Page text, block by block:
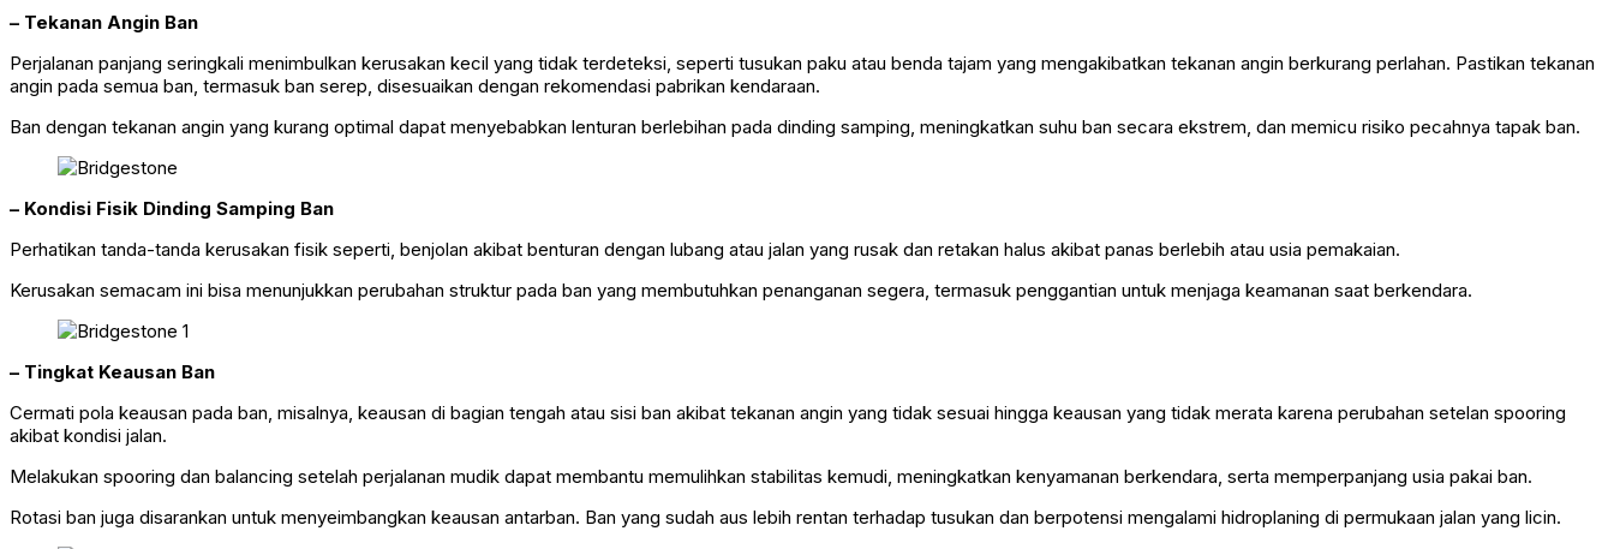
– Tekanan Angin Ban
Perjalanan panjang seringkali menimbulkan kerusakan kecil yang tidak terdeteksi, seperti tusukan paku atau benda tajam yang mengakibatkan tekanan angin berkurang perlahan. Pastikan tekanan
angin pada semua ban, termasuk ban serep, disesuaikan dengan rekomendasi pabrikan kendaraan.
Ban dengan tekanan angin yang kurang optimal dapat menyebabkan lenturan berlebihan pada dinding samping, meningkatkan suhu ban secara ekstrem, dan memicu risiko pecahnya tapak ban.
– Kondisi Fisik Dinding Samping Ban
Perhatikan tanda-tanda kerusakan fisik seperti, benjolan akibat benturan dengan lubang atau jalan yang rusak dan retakan halus akibat panas berlebih atau usia pemakaian.
Kerusakan semacam ini bisa menunjukkan perubahan struktur pada ban yang membutuhkan penanganan segera, termasuk penggantian untuk menjaga keamanan saat berkendara.
– Tingkat Keausan Ban
Cermati pola keausan pada ban, misalnya, keausan di bagian tengah atau sisi ban akibat tekanan angin yang tidak sesuai hingga keausan yang tidak merata karena perubahan setelan spooring
akibat kondisi jalan.
Melakukan spooring dan balancing setelah perjalanan mudik dapat membantu memulihkan stabilitas kemudi, meningkatkan kenyamanan berkendara, serta memperpanjang usia pakai ban.
Rotasi ban juga disarankan untuk menyeimbangkan keausan antarban. Ban yang sudah aus lebih rentan terhadap tusukan dan berpotensi mengalami hidroplaning di permukaan jalan yang licin.